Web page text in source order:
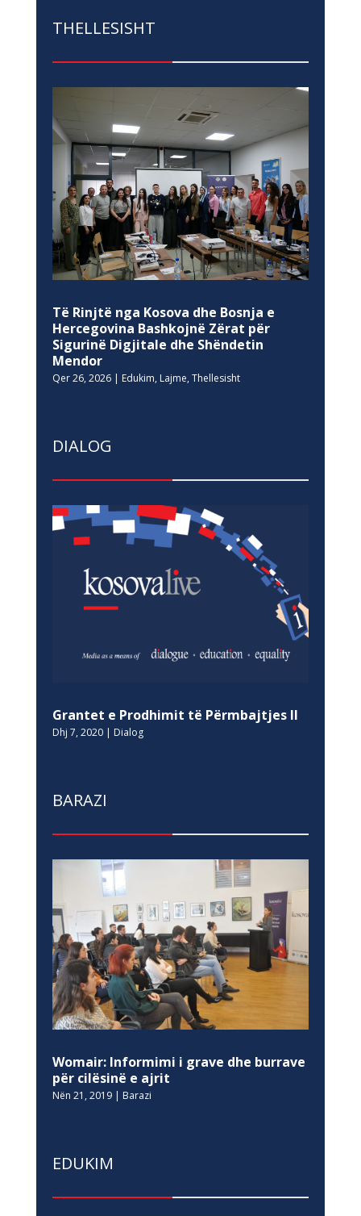
THELLESISHT
Të Rinjtë nga Kosova dhe Bosnja e
Hercegovina Bashkojnë Zërat për
Sigurinë Digjitale dhe Shëndetin
Mendor
Qer 26, 2026| Edukim, Lajme, Thellesisht
DIALOG
Grantet e Prodhimit të Përmbajtjes II
Dhj 7, 2020| Dialog
BARAZI
Womair: Informimi i grave dhe burrave
për cilësinë e ajrit
Nën 21, 2019| Barazi
EDUKIM